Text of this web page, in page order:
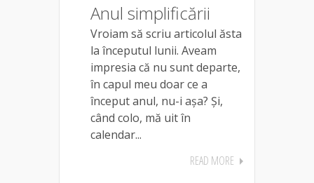
Anul simplificării
Vroiam să scriu articolul ăsta
la începutul lunii. Aveam
impresia că nu sunt departe,
în capul meu doar ce a
început anul, nu-i așa? Și,
când colo, mă uit în
calendar...
READ MORE